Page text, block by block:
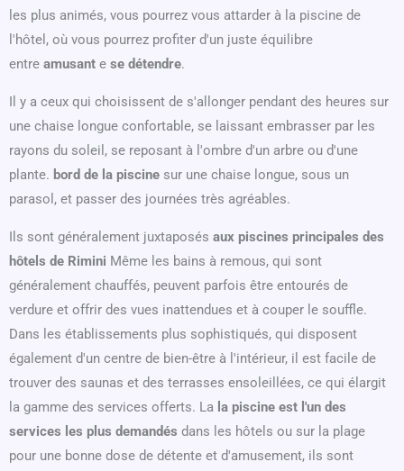
les plus animés, vous pourrez vous attarder à la piscine de
l'hôtel, où vous pourrez profiter d'un juste équilibre
entre amusant e se détendre.
Il y a ceux qui choisissent de s'allonger pendant des heures sur
une chaise longue confortable, se laissant embrasser par les
rayons du soleil, se reposant à l'ombre d'un arbre ou d'une
plante. bord de la piscine sur une chaise longue, sous un
parasol, et passer des journées très agréables.
Ils sont généralement juxtaposés aux piscines principales des
hôtels de Rimini Même les bains à remous, qui sont
généralement chauffés, peuvent parfois être entourés de
verdure et offrir des vues inattendues et à couper le souffle.
Dans les établissements plus sophistiqués, qui disposent
également d'un centre de bien-être à l'intérieur, il est facile de
trouver des saunas et des terrasses ensoleillées, ce qui élargit
la gamme des services offerts. La la piscine est l'un des
services les plus demandés dans les hôtels ou sur la plage
pour une bonne dose de détente et d'amusement, ils sont